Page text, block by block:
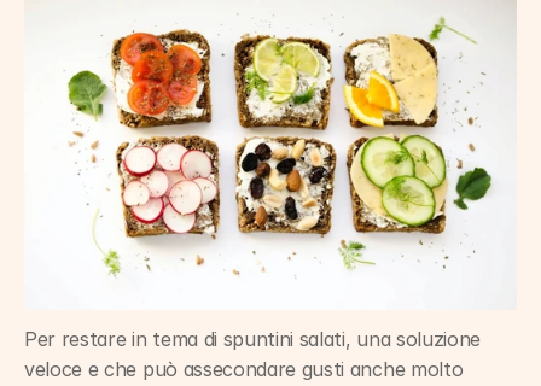
Per restare in tema di spuntini salati, una soluzione
veloce e che può assecondare gusti anche molto